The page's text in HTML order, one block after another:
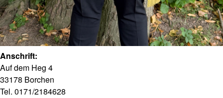
Anschrift:
Auf dem Heg 4
33178 Borchen
Tel. 0171/2184628